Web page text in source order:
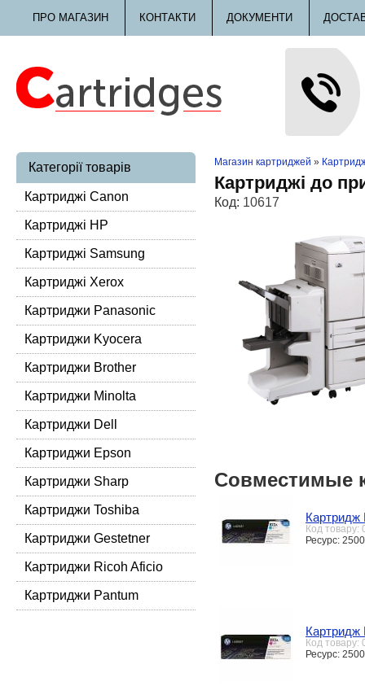
ПРО МАГАЗИН КОНТАКТИ ДОКУМЕНТИ
Категорії товарів
Картриджі Canon
Картриджі HP
Картриджі Samsung
Картриджі Xerox
Картриджи Panasonic
Картриджи Kyocera
Картриджи Brother
Картриджи Minolta
Картриджи Dell
Картриджи Epson
Картриджи Sharp
Картриджи Toshiba
Картриджи Gestetner
Картриджи Ricoh Aficio
Картриджи Pantum
Магазин картриджей »
Картриджі до
Код: 10617
Совместимые
Картридж
Код товару:
Ресурс:
Картридж
Код товару:
Ресурс: